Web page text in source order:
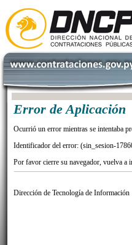
Error de Aplicación
Ocurrió un error mientras se intentaba
Identificador del error: (sin_sesion-
Por favor cierre su navegador, vuelva a
Dirección de Tecnología de Información